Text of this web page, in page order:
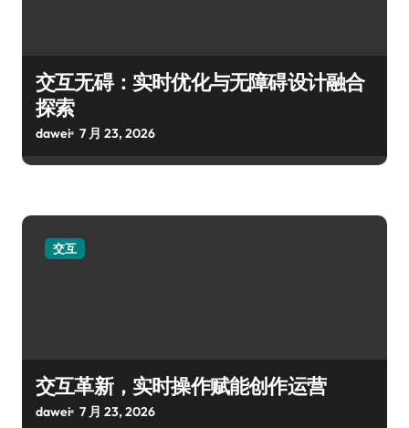
交互无碍：实时优化与无障碍设计融合
探索
dawei 7 月 23, 2026
交互
交互革新，实时操作赋能创作运营
dawei 7 月 23, 2026